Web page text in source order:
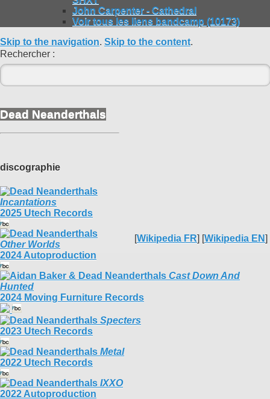
John Carpenter - Cathedral
Voir tous les liens bandcamp (10173)
Skip to the navigation. Skip to the content.
Rechercher :
Dead Neanderthals
[Wikipedia FR] [Wikipedia EN]
discographie
Incantations
2025 Utech Records
Other Worlds
2024 Autoproduction
Cast Down And
Hunted
2024 Moving Furniture Records
Specters
2023 Utech Records
Metal
2022 Utech Records
IXXO
2022 Autoproduction